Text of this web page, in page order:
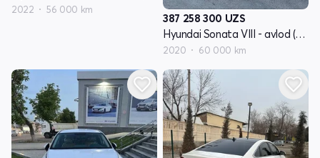
2022 56 000 km
387 258 300 UZS
Hyundai Sonata VIII - avlod (DN8)
2020 60 000 km